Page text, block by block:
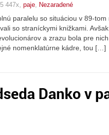
447x, paje Nezaradené
paralelu so situáciou v 89-
so straníckymi knižkami.
a zrazu bola pre
nomenklatúrne kádre, tou […]
Danko v